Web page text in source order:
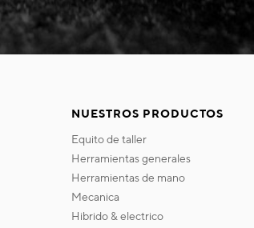
NUESTROS PRODUCTOS
equito de taller
herramientas generales
herramientas de mano
mecanica
hibrido & electrico